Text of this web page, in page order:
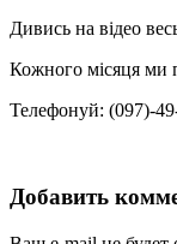
Дивись на відео
Кожного місяця ми
Телефонуй: (097)-
Добавить